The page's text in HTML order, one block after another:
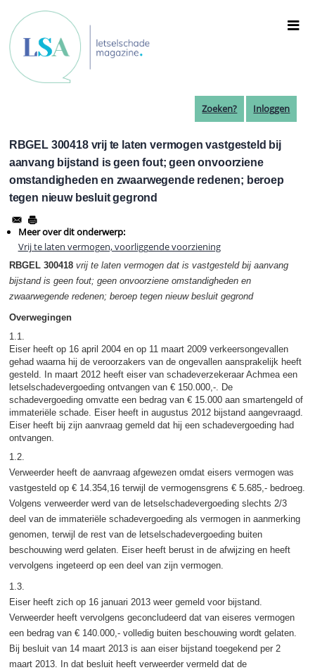
naar
de
inhoud
gaan
Zoeken? Inloggen
RBGEL 300418 vrij te laten vermogen vastgesteld bij
aanvang bijstand is geen fout; geen onvoorziene
omstandigheden en zwaarwegende redenen; beroep
tegen nieuw besluit gegrond
Meer over dit onderwerp:
Vrij te laten vermogen, voorliggende voorziening
RBGEL 300418 vrij te laten vermogen dat is vastgesteld bij aanvang
bijstand is geen fout; geen onvoorziene omstandigheden en
zwaarwegende redenen; beroep tegen nieuw besluit gegrond
Overwegingen
1.1.
Eiser heeft op 16 april 2004 en op 11 maart 2009 verkeersongevallen
gehad waarna hij de veroorzakers van de ongevallen aansprakelijk heeft
gesteld. In maart 2012 heeft eiser van schadeverzekeraar Achmea een
letselschadevergoeding ontvangen van € 150.000,-. De
schadevergoeding omvatte een bedrag van € 15.000 aan smartengeld of
immateriële schade. Eiser heeft in augustus 2012 bijstand aangevraagd.
Eiser heeft bij zijn aanvraag gemeld dat hij een schadevergoeding had
ontvangen.
1.2.
Verweerder heeft de aanvraag afgewezen omdat eisers vermogen was
vastgesteld op € 14.354,16 terwijl de vermogensgrens € 5.685,- bedroeg.
Volgens verweerder werd van de letselschadevergoeding slechts 2/3
deel van de immateriële schadevergoeding als vermogen in aanmerking
genomen, terwijl de rest van de letselschadevergoeding buiten
beschouwing werd gelaten. Eiser heeft berust in de afwijzing en heeft
vervolgens ingeteerd op een deel van zijn vermogen.
1.3.
Eiser heeft zich op 16 januari 2013 weer gemeld voor bijstand.
Verweerder heeft vervolgens geconcludeerd dat van eiseres vermogen
een bedrag van € 140.000,- volledig buiten beschouwing wordt gelaten.
Bij besluit van 14 maart 2013 is aan eiser bijstand toegekend per 2
maart 2013. In dat besluit heeft verweerder vermeld dat de